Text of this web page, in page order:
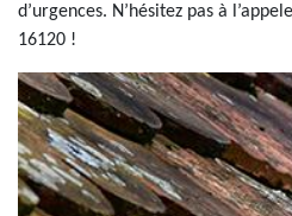
d’urgences. N’hésitez pas à
16120 !